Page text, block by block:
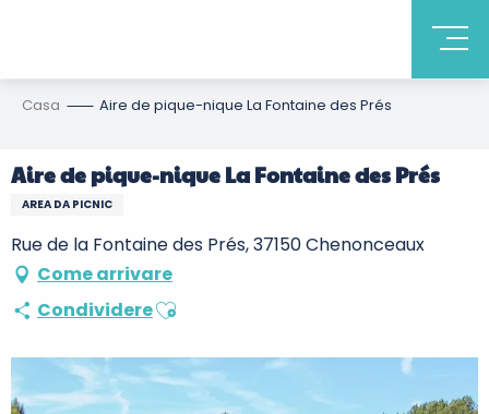
Casa Aire de pique-nique La Fontaine des Prés
Aire de pique-nique La Fontaine des Prés
AREA DA PICNIC
Rue de la Fontaine des Prés, 37150 Chenonceaux
Come arrivare
CondividereAjouter aux favoris